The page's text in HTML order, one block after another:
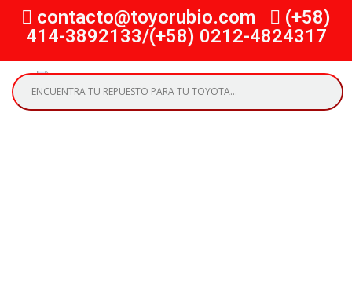
contacto@toyorubio.com
(+58)
414-3892133/(+58) 0212-4824317